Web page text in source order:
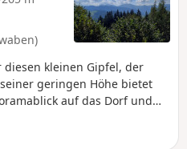
kleinen Gipfel, der
geringen Höhe bietet
auf das Dorf und